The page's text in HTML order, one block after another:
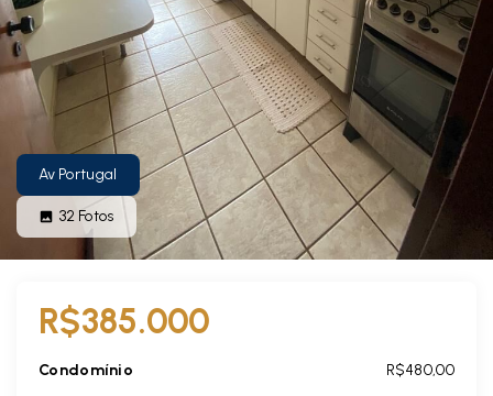
Av Portugal
32 Fotos
R$385.000
Condomínio
R$480,00